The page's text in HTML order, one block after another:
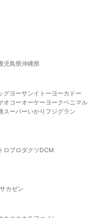
児島県沖縄県
グヨーサンイトーヨーカドー
オコーオーケー ヨークベニマル
スーパーいかり フジグラン
ロプロダクツDCM
サカゼン